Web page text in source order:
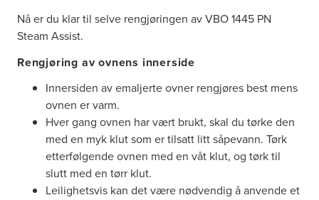
Nå er du klar til selve rengjøringen av VBO 1445 PN
Steam Assist.
Rengjøring av ovnens innerside
Innersiden av emaljerte ovner rengjøres best mens
ovnen er varm.
Hver gang ovnen har vært brukt, skal du tørke den
med en myk klut som er tilsatt litt såpevann. Tørk
etterfølgende ovnen med en våt klut, og tørk til
slutt med en tørr klut.
Leilighetsvis kan det være nødvendig å anvende et